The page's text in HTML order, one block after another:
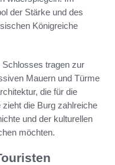
der Stärke und des
Königreiche
tragen zur
Mauern und Türme
die für die
die Burg zahlreiche
und der kulturellen
möchten.